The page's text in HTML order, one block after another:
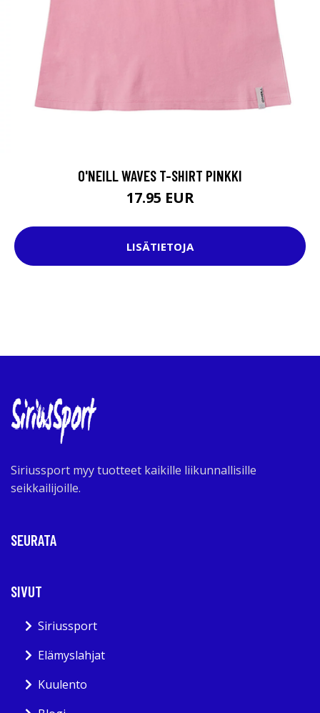
O'NEILL WAVES T-SHIRT PINKKI
17.95 EUR
LISÄTIETOJA
Siriussport myy tuotteet kaikille liikunnallisille
seikkailijoille.
SEURATA
SIVUT
Siriussport
Elämyslahjat
Kuulento